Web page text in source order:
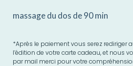
massage du dos de 90 min
*Après le paiement vous serez rediriger
l’édition de votre carte cadeau, et nous
par mail merci pour votre